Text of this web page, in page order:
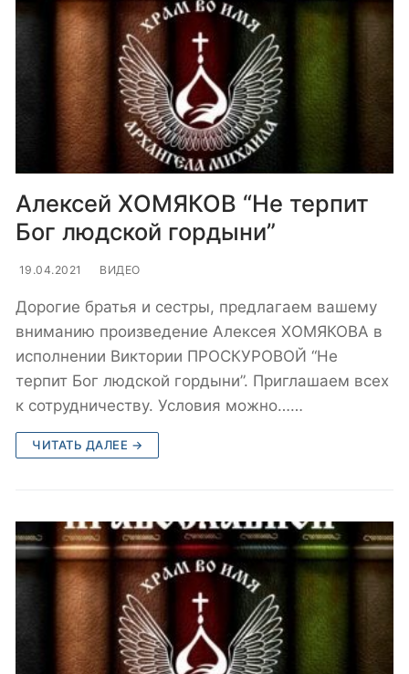
Алексей ХОМЯКОВ “Не терпит
Бог людской гордыни”
19.04.2021 ВИДЕО
Дорогие братья и сестры, предлагаем вашему
вниманию произведение Алексея ХОМЯКОВА в
исполнении Виктории ПРОСКУРОВОЙ “Не
терпит Бог людской гордыни”. Приглашаем всех
к сотрудничеству. Условия можно……
ЧИТАТЬ ДАЛЕЕ →